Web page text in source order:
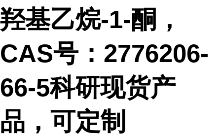
羟基乙烷-1-酮，
CAS号：2776206-
66-5科研现货产
品，可定制